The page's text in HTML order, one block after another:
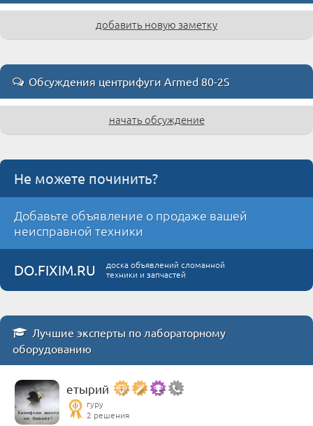
добавить новую заметку
Обсуждения центрифуги Armed 80-2S
начать обсуждение
Не можете починить?
Добавьте объявление о продаже вашей
неисправной техники
DO.FIXIM.RU
доска объявлений сломанной
техники и запчастей
Лучшие эксперты по лабораторному
оборудованию
етырий
гуру
2 решения